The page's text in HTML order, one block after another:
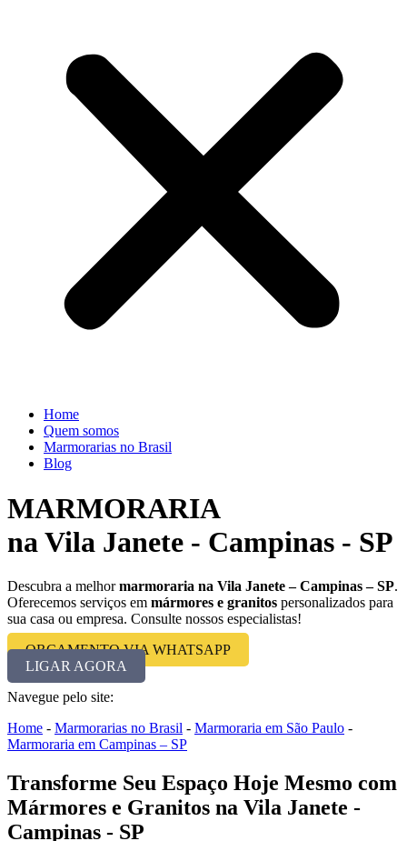
Home
Quem somos
Marmorarias no Brasil
Blog
MARMORARIA
na Vila Janete - Campinas - SP
Descubra a melhormarmoraria na Vila Janete – Campinas – SP.
Oferecemos serviços em mármores e granitos personalizados para
sua casa ou empresa. Consulte nossos especialistas!
ORÇAMENTO VIA WHATSAPP
LIGAR AGORA
Navegue pelo site:
Home - Marmorarias no Brasil - Marmoraria em São Paulo -
Marmoraria em Campinas – SP
Transforme Seu Espaço Hoje Mesmo com
Mármores e Granitos na Vila Janete -
Campinas - SP